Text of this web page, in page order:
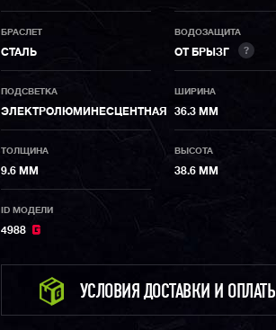
БРАСЛЕТ
СТАЛЬ
ВОДОЗАЩИТА
ОТ БРЫЗГ ?
ПОДСВЕТКА
ЭЛЕКТРОЛЮМИНЕСЦЕНТНАЯ
ШИРИНА
36.3 ММ
ТОЛЩИНА
9.6 ММ
ВЫСОТА
38.6 ММ
ID МОДЕЛИ
4988
УСЛОВИЯ ДОСТАВКИ И ОПЛАТЫ